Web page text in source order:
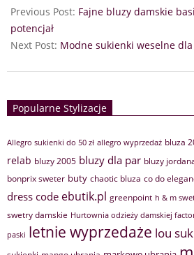
Previous Post: Fajne bluzy damskie
potencjał
Next Post: Modne sukienki weselne
Popularne Stylizacje
Allegro sukienki do 50 zł allegro wyprzedaż bluza
relab bluzy 2005 bluzy dla par bluzy
bonprix sweter buty chaotic bluza co do
dress code ebutik.pl greenpoint h & m
swetry damskie Hurtownia odzieży damskiej
paski letnie wyprzedaże lou